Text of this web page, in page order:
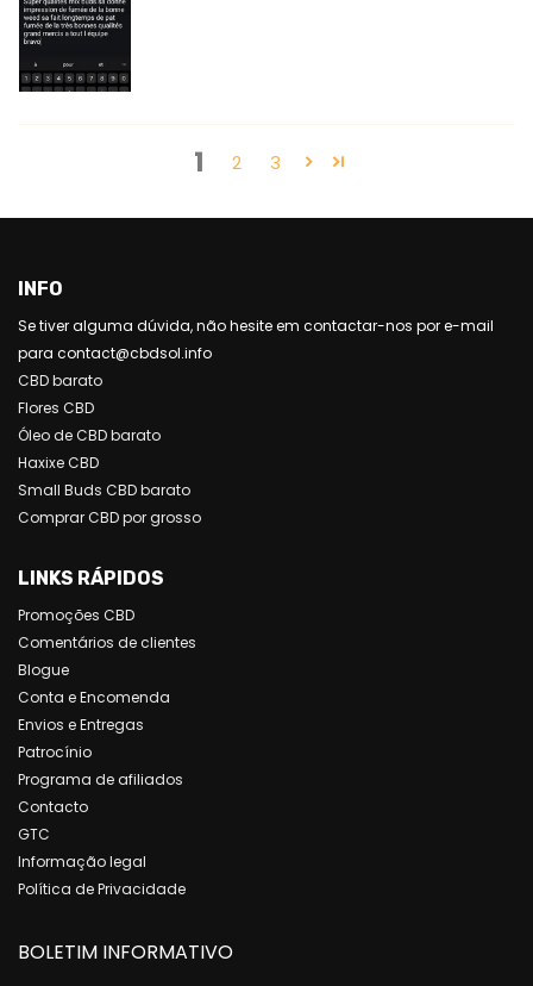
1 2 3
INFO
Se tiver alguma dúvida, não hesite em contactar-nos por e-mail
para contact@cbdsol.info
CBD barato
Flores CBD
Óleo de CBD barato
Haxixe CBD
Small Buds CBD barato
Comprar CBD por grosso
LINKS RÁPIDOS
Promoções CBD
Comentários de clientes
Blogue
Conta e Encomenda
Envios e Entregas
Patrocínio
Programa de afiliados
Contacto
GTC
Informação legal
Política de Privacidade
BOLETIM INFORMATIVO